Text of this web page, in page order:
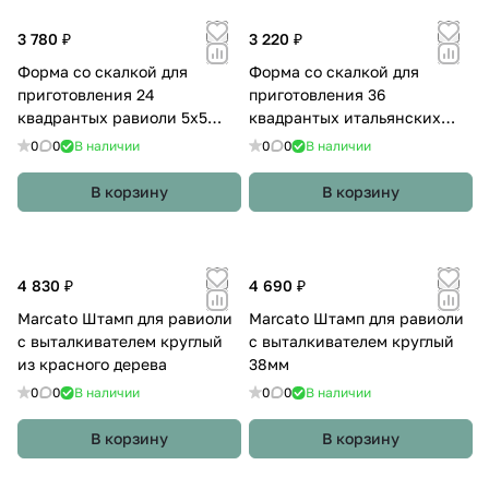
3 780 ₽
Форма со скалкой для
приготовления 24
квадрантых равиоли 5x5
Marcato
0 0 В наличии
В корзину
3 220 ₽
Форма со скалкой для
приготовления 36
квадрантых итальянских
равиоли 35x35
0 0 В наличии
В корзину
4 830 ₽
Marcato Штамп для равиоли
с выталкивателем круглый
из красного дерева
0 0 В наличии
В корзину
4 690 ₽
Marcato Штамп для равиоли
с выталкивателем круглый
38мм
0 0 В наличии
В корзину